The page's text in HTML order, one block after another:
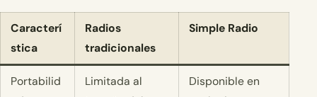
Caracterí
stica
Radios
tradicionales
Simple Radio
Portabilid
Limitada al
Disponible en